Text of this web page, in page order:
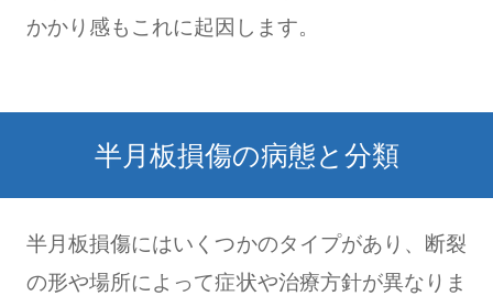
かかり感もこれに起因します。
半月板損傷の病態と分類
半月板損傷にはいくつかのタイプがあり、断裂
の形や場所によって症状や治療方針が異なりま